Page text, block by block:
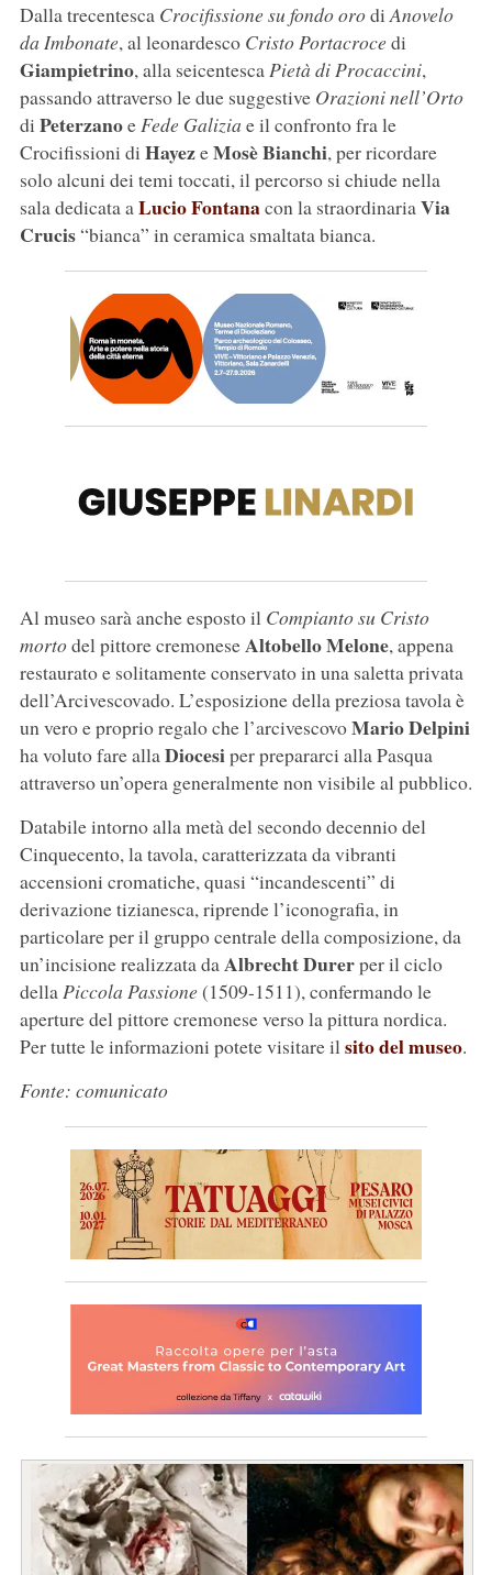
Dalla trecentesca Crocifissione su fondo orodiAnovelo
da Imbonate, al leonardesco Cristo Portacrocedi
Giampietrino, alla seicentescaPietà di Procaccini,
passando attraverso le due suggestive Orazioni nell’Orto
di PeterzanoeFede Galizia e il confronto fra le
Crocifissioni di HayezeMosè Bianchi, per ricordare
solo alcuni dei temi toccati, il percorso si chiude nella
sala dedicata aLucio Fontanacon la straordinariaVia
Crucis“bianca” in ceramica smaltata bianca.
Al museo sarà anche esposto il Compianto su Cristo
mortodel pittore cremoneseAltobello Melone, appena
restaurato e solitamente conservato in una saletta privata
dell’Arcivescovado. L’esposizione della preziosa tavola è
un vero e proprio regalo che l’arcivescovoMario Delpini
ha voluto fare allaDiocesiper prepararci alla Pasqua
attraverso un’opera generalmente non visibile al pubblico.
Databile intorno alla metà del secondo decennio del
Cinquecento, la tavola, caratterizzata da vibranti
accensioni cromatiche, quasi “incandescenti” di
derivazione tizianesca, riprende l’iconografia, in
particolare per il gruppo centrale della composizione, da
un’incisione realizzata daAlbrecht Durerper il ciclo
dellaPiccola Passione(1509-1511), confermando le
aperture del pittore cremonese verso la pittura nordica.
Per tutte le informazioni potete visitare ilsito del museo.
Fonte: comunicato